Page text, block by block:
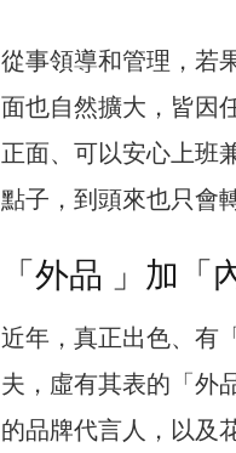
從事領導和管理，若
面也自然擴大，皆因
正面、可以安心上班
點子，到頭來也只會
「外品 」加「
近年，真正出色、有
夫，虛有其表的「外
的品牌代言人，以及